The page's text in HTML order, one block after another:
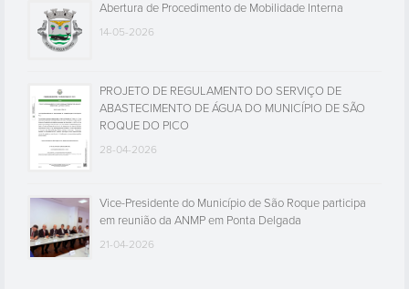
Abertura de Procedimento de Mobilidade Interna
14-05-2026
PROJETO DE REGULAMENTO DO SERVIÇO DE
ABASTECIMENTO DE ÁGUA DO MUNICÍPIO DE SÃO
ROQUE DO PICO
28-04-2026
Vice-Presidente do Município de São Roque participa
em reunião da ANMP em Ponta Delgada
21-04-2026